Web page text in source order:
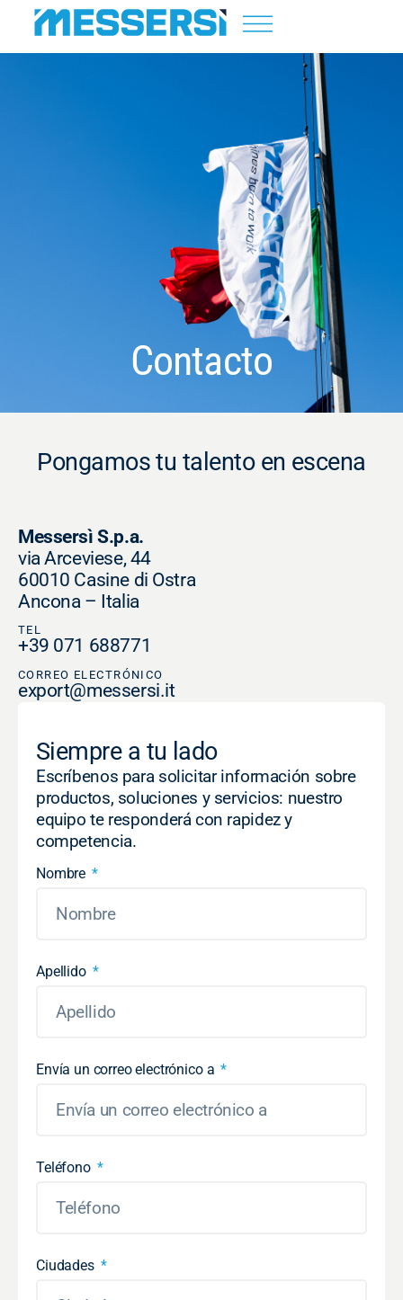
Contacto
Pongamos tu talento en escena
Messersì S.p.a.
via Arceviese, 44
60010 Casine di Ostra
Ancona – Italia
TEL
+39 071 688771
CORREO ELECTRÓNICO
export@messersi.it
Siempre a tu lado
Escríbenos para solicitar información sobre
productos, soluciones y servicios: nuestro
equipo te responderá con rapidez y
competencia.
Nombre
Apellido
Envía un correo electrónico a
Teléfono
Ciudades